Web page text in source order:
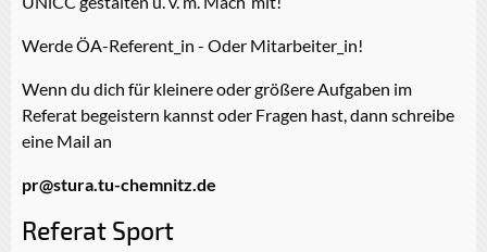
Werde ÖA-Referent_in - Oder Mitarbeiter_in!
Wenn du dich für kleinere oder größere Aufgaben im
Referat begeistern kannst oder Fragen hast, dann schreibe
eine Mail an
pr@stura.tu-chemnitz.de
Referat Sport